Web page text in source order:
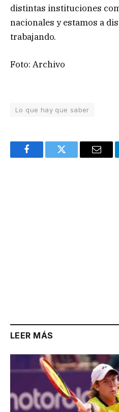
distintas instituciones
nacionales y estamos a
trabajando.
Foto: Archivo
Lo que hay que saber
FacebookTwitter Email
LEER MÁS